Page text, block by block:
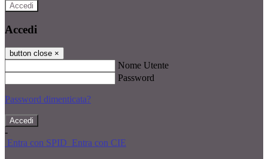
Accedi
Accedi
button close ×
Nome Utente
Password
Password dimenticata?
-
Entra con SPID Entra con CIE